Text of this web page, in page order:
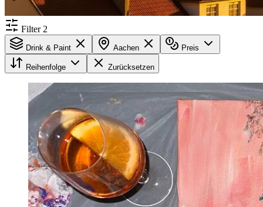
Filter 2
Drink & Paint Aachen Preis
Reihenfolge Zurücksetzen